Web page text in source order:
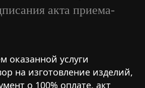
акта приема-
оказанной услуги
на изготовление изделий,
о 100% оплате, акт